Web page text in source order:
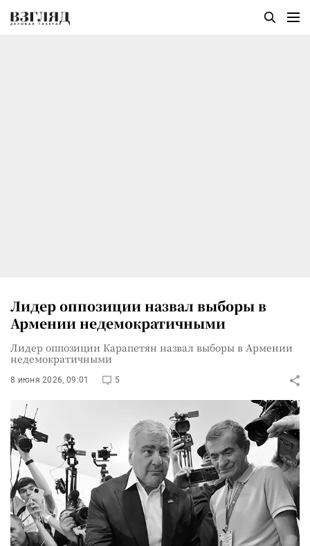
Лидер оппозиции назвал выборы в
Армении недемократичными
Лидер оппозиции Карапетян назвал выборы в Армении
недемократичными
8 июня 2026, 09:01 5